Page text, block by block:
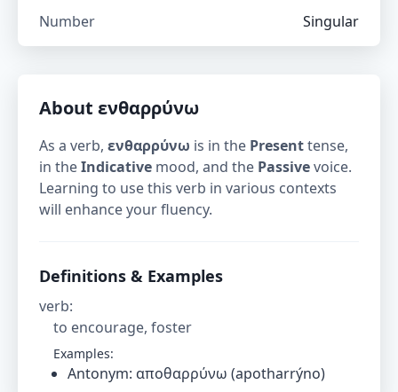
Number Singular
About ενθαρρύνω
As a verb, ενθαρρύνω is in the Presenttense,
in theIndicative mood, and the Passivevoice.
Learning to use this verb in various contexts
will enhance your fluency.
Definitions & Examples
verb:
to encourage, foster
Examples:
Antonym: αποθαρρύνω (apotharrýno)